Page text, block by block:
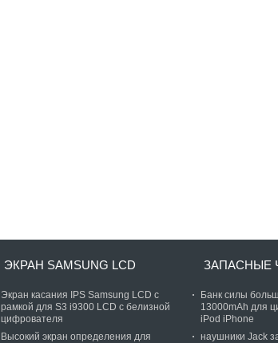
ЭКРАН SAMSUNG LCD
Экран касания IPS Samsung LCD с
рамкой для S3 i9300 LCD с белизной
цифрователя
Высокий экран определения для
ЗАПАСНЫЕ
Банк силы
13000mAh для
iPod iPhone
наушники Jack